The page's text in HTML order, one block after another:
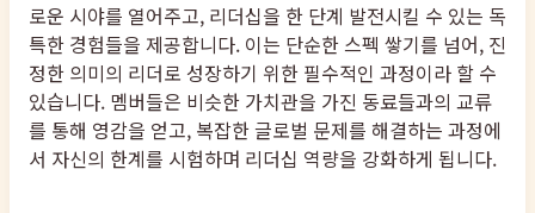
로운 시야를 열어주고, 리더십을 한 단계 발전시킬 수 있는 독
특한 경험들을 제공합니다. 이는 단순한 스펙 쌓기를 넘어, 진
정한 의미의 리더로 성장하기 위한 필수적인 과정이라 할 수
있습니다. 멤버들은 비슷한 가치관을 가진 동료들과의 교류
를 통해 영감을 얻고, 복잡한 글로벌 문제를 해결하는 과정에
서 자신의 한계를 시험하며 리더십 역량을 강화하게 됩니다.